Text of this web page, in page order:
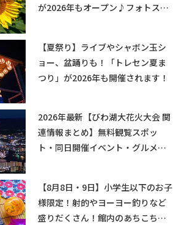
が2026年もオープン♪フォトスポ
【夏祭り】ライブやシャボン玉シ
ョー、盆踊りも！「トレセン夏ま
つり」が2026年も開催されます！
2026年最新【びわ湖大花火大会 関
連情報まとめ】無料観覧スポッ
ト・同日開催イベント・グルメマ
【8月8日・9日】小学生以下のお子
様限定！射的やヨーヨー釣りなど
盛りだくさん！館内のあちこちに